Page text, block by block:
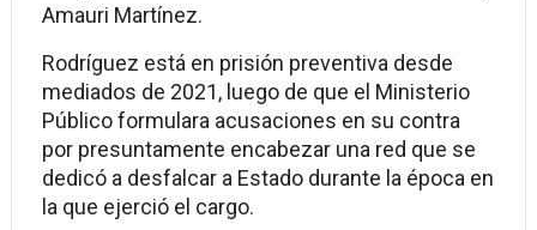
Amauri Martínez.
Rodríguez está en prisión preventiva desde
mediados de 2021, luego de que el Ministerio
Público formulara acusaciones en su contra
por presuntamente encabezar una red que se
dedicó a desfalcar a Estado durante la época en
la que ejerció el cargo.